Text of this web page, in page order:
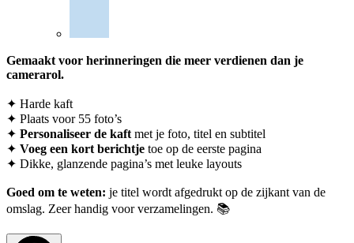
Gemaakt voor herinneringen die meer verdienen dan je
camerarol.
✦ Harde kaft
✦ Plaats voor 55 foto’s
✦ Personaliseer de kaft met je foto, titel en subtitel
✦ Voeg een kort berichtje toe op de eerste pagina
✦ Dikke, glanzende pagina’s met leuke layouts
Goed om te weten: je titel wordt afgedrukt op de zijkant van de
omslag. Zeer handig voor verzamelingen. 📚